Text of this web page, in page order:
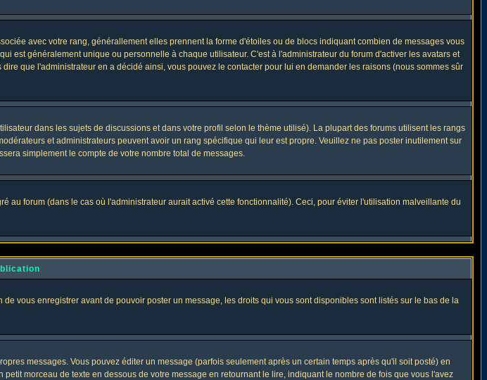
avec votre rang, générallement elles prennent la forme d'étoiles ou de blocs indiquant combien de messages vous
est généralement unique ou personnelle à chaque utilisateur. C'est à l'administrateur du forum d'activer les avatars et
que l'administrateur en a décidé ainsi, vous pouvez le contacter pour lui en demander les raisons (nous sommes sûr
dans les sujets de discussions et dans votre profil selon le thème utilisé). La plupart des forums utilisent les rangs
et administrateurs peuvent avoir un rang spécifique qui leur est propre. Veuillez ne pas poster inutilement sur
simplement le compte de votre nombre total de messages.
forum (dans le cas où l'administrateur aurait activé cette fonctionnalité). Ceci, pour éviter l'utilisation malveillante du
vous enregistrer avant de pouvoir poster un message, les droits qui vous sont disponibles sont listés sur le bas de la
messages. Vous pouvez éditer un message (parfois seulement après un certain temps après qu'il soit posté) en
morceau de texte en dessous de votre message en retournant le lire, indiquant le nombre de fois que vous l'avez